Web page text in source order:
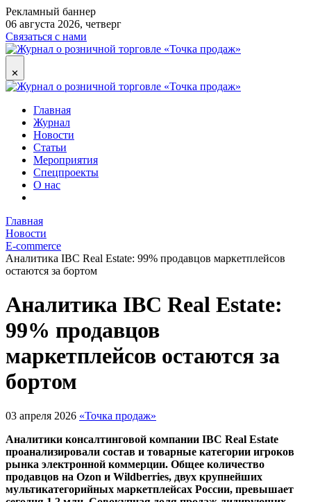
Рекламный баннер
06 августа 2026, четверг
Связаться с нами
✕
Главная
Журнал
Новости
Статьи
Мероприятия
Спецпроекты
О нас
Главная
Новости
E-commerce
Аналитика IBC Real Estate: 99% продавцов маркетплейсов
остаются за бортом
Аналитика IBC Real Estate:
99% продавцов
маркетплейсов остаются за
бортом
03 апреля 2026 «Точка продаж»
Аналитики консалтинговой компании IBC Real Estate
проанализировали состав и товарные категории игроков
рынка электронной коммерции. Общее количество
продавцов на Ozon и Wildberries, двух крупнейших
мультикатегорийных маркетплейсах России, превышает